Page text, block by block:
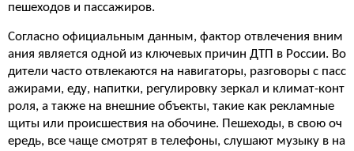
пешеходов и пассажиров.
Согласно официальным данным, фактор отвлечения вним
ания является одной из ключевых причин ДТП в России. Во
дители часто отвлекаются на навигаторы, разговоры с пасс
ажирами, еду, напитки, регулировку зеркал и климат-конт
роля, а также на внешние объекты, такие как рекламные
щиты или происшествия на обочине. Пешеходы, в свою оч
ередь, все чаще смотрят в телефоны, слушают музыку в на